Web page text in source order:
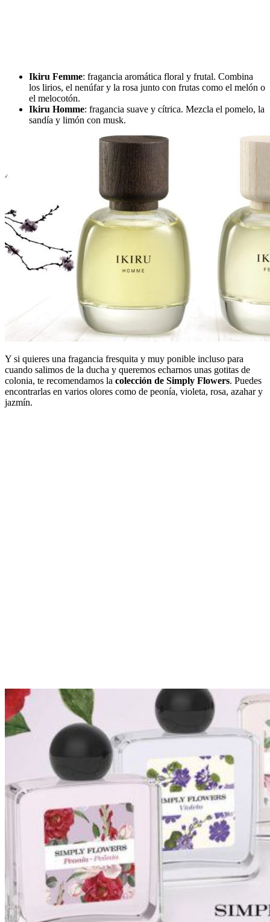
Ikiru Femme: fragancia aromática floral y frutal. Combina
los lirios, el nenúfar y la rosa junto con frutas como el melón o
el melocotón.
Ikiru Homme: fragancia suave y cítrica. Mezcla el pomelo, la
sandía y limón con musk.
Y si quieres una fragancia fresquita y muy ponible incluso para
cuando salimos de la ducha y queremos echarnos unas gotitas de
colonia, te recomendamos la colección de Simply Flowers. Puedes
encontrarlas en varios olores como de peonía, violeta, rosa, azahar y
jazmín.